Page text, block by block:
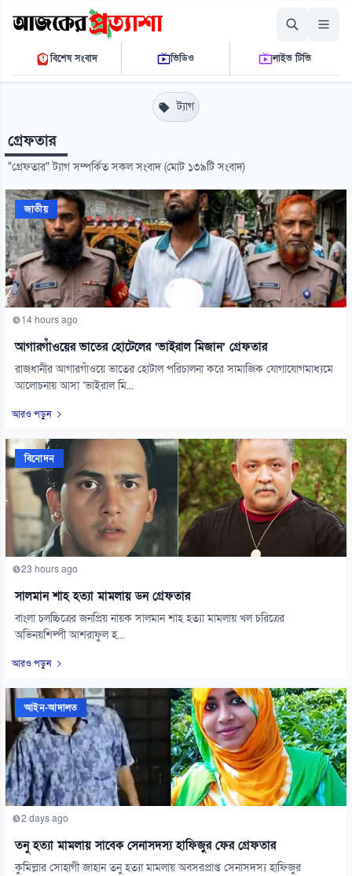
সোমবার, ১০ আগস্ট ২০২৬
০৯:৪২:৫৪ এ.এম.THE DAILY AJKER PROTTASHA
বিশেষ সংবাদ ভিডিও লাইভ টিভি
ট্যাগ
গ্রেফতার
"গ্রেফতার" ট্যাগ সম্পর্কিত সকল সংবাদ (মোট ১৩৯টি সংবাদ)
জাতীয়
14 hours ago
আগারগাঁওয়ের ভাতের হোটেলের ‘ভাইরাল মিজান’ গ্রেফতার
রাজধানীর আগারগাঁওয়ে ভাতের হোটাল পরিচালনা করে সামাজিক যোগাযোগমাধ্যমে
আলোচনায় আসা ‘ভাইরাল মি...
আরও পড়ুন
বিনোদন
23 hours ago
সালমান শাহ হত্যা মামলায় ডন গ্রেফতার
বাংলা চলচ্চিত্রের জনপ্রিয় নায়ক সালমান শাহ হত্যা মামলায় খল চরিত্রের
অভিনয়শিল্পী আশরাফুল হ...
আরও পড়ুন
আইন-আদালত
2 days ago
তনু হত্যা মামলায় সাবেক সেনাসদস্য হাফিজুর ফের গ্রেফতার
কুমিল্লার সোহাগী জাহান তনু হত্যা মামলায় অবসরপ্রাপ্ত সেনাসদস্য হাফিজুর